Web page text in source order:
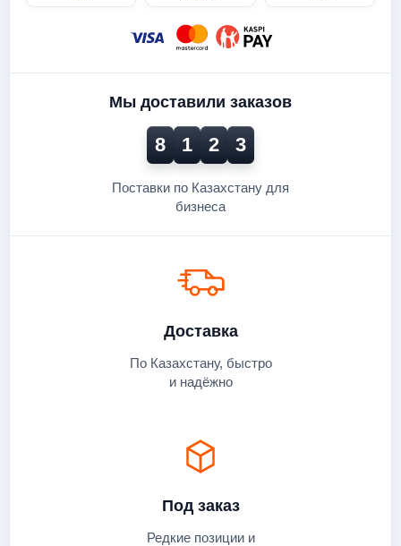
Мы доставили заказов
8 1 2 3
Поставки по Казахстану для
бизнеса
Под заказ
Редкие позиции и
Доставка
По Казахстану, быстро
и надёжно